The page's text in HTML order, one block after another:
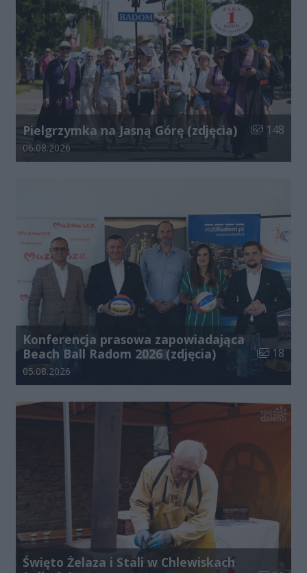
Pielgrzymka na Jasną Górę (zdjęcia) Liczba
148
Data dodania galerii:
06.08.2026
Konferencja prasowa zapowiadająca
Beach Ball Radom 2026 (zdjęcia)
Liczba
18
Data dodania galerii:
05.08.2026
Święto Żelaza i Stali w Chlewiskach